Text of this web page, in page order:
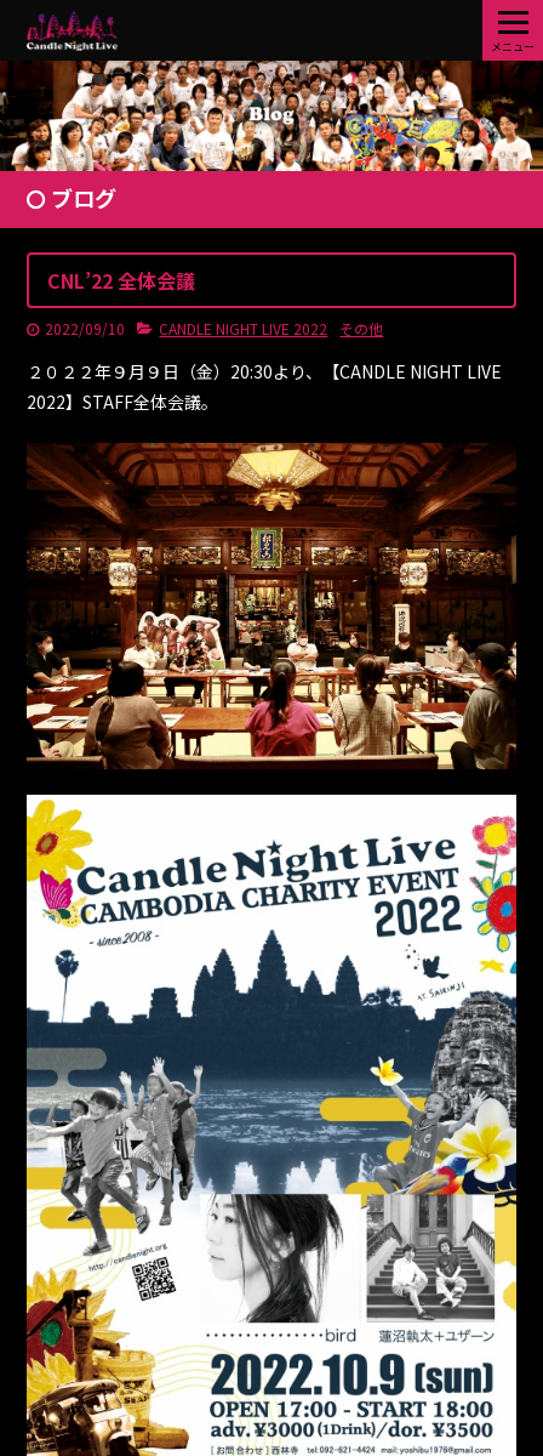
メニュー
ブログ
CNL’22 全体会議
2022/09/10 CANDLE NIGHT LIVE 2022 その他
２０２２年９月９日（金）20:30より、【CANDLE NIGHT LIVE
2022】STAFF全体会議。